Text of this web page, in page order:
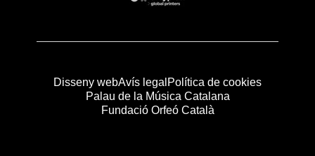
Disseny webAvís legal Política de cookies
Palau de la Música Catalana
Fundació Orfeó Català